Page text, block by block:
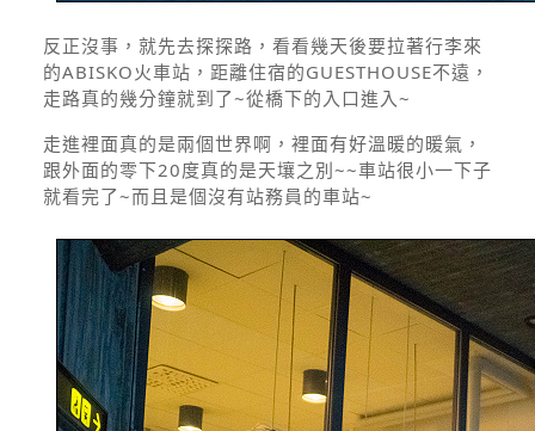
反正沒事，就先去探探路，看看幾天後要拉著行李來
的ABISKO火車站，距離住宿的GUESTHOUSE不遠，
走路真的幾分鐘就到了~從橋下的入口進入~
走進裡面真的是兩個世界啊，裡面有好溫暖的暖氣，
跟外面的零下20度真的是天壤之別~~車站很小一下子
就看完了~而且是個沒有站務員的車站~